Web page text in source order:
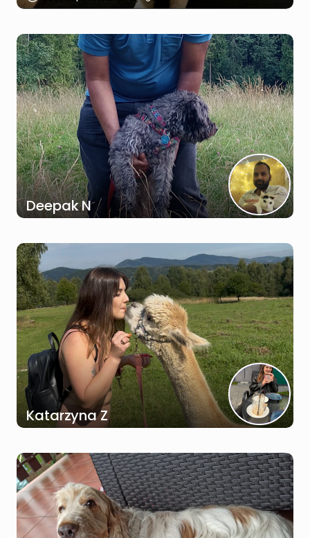
Deepak N
Katarzyna Z